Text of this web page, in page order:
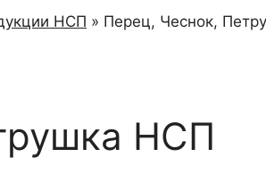
НСП » Перец, Чеснок,
НСП